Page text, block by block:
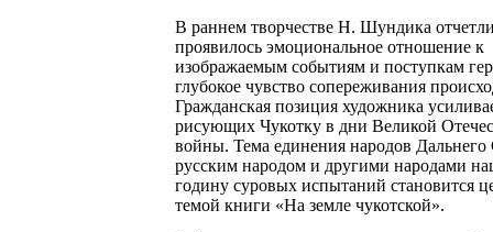
В раннем творчестве Н. Шундика
проявилось эмоциональное отношение к
изображаемым событиям и поступкам
глубокое чувство сопереживания
Гражданская позиция художника
рисующих Чукотку в дни Великой
войны. Тема единения народов Дальнего
русским народом и другими народами
годину суровых испытаний становится
темой книги «На земле чукотской».